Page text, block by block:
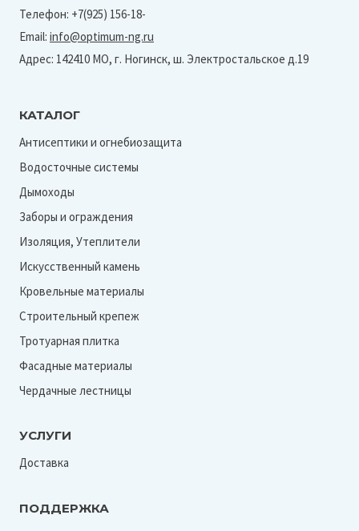
Телефон: +7(925) 156-18-
Email: info@optimum-ng.ru
Адрес: 142410 МО, г. Ногинск, ш. Электростальское д.19
КАТАЛОГ
Антисептики и огнебиозащита
Водосточные системы
Дымоходы
Заборы и ограждения
Изоляция, Утеплители
Искусственный камень
Кровельные материалы
Строительный крепеж
Тротуарная плитка
Фасадные материалы
Чердачные лестницы
УСЛУГИ
Доставка
ПОДДЕРЖКА